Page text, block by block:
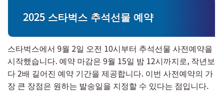
2025 스타벅스 추석선물 예약
스타벅스에서 9월 2일 오전 10시부터 추석선물 사전예약을
시작했습니다. 예약 마감은 9월 15일 밤 12시까지로, 작년보
다 2배 길어진 예약 기간을 제공합니다. 이번 사전예약의 가
장 큰 장점은 원하는 발송일을 지정할 수 있다는 점입니다.